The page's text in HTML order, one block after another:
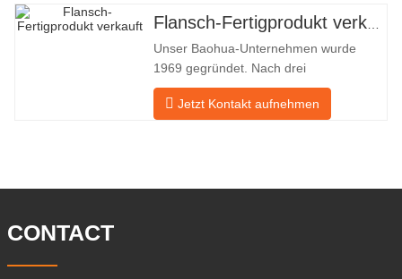
indirekt ins Ausland – nach Deutschland
und Russland. Da die inländische
Industrie nicht ideal ist, möchten wir
Unser Baohua-Unternehmen wurde
1969 gegründet. Nach drei
Generationen harter Arbeit umfasst es
nun eine Fläche von 50.000 ㎡ und
von Schmiedestücken beträgt 30.000
Jetzt Kontakt aufnehmen
CONTACT